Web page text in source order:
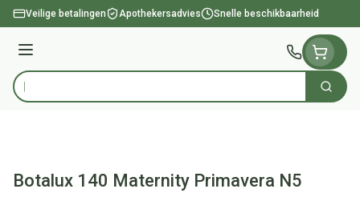
Ga naar de inhoud
Veilige betalingen Apothekersadvies Snelle beschikbaarheid
Menu
Product, merk, categorie... Zoek
Botalux 140 Maternity Primavera N5